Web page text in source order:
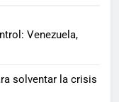
Venezuela,
solventar la crisis